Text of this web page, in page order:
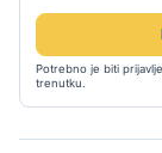
Potrebno je biti
trenutku.